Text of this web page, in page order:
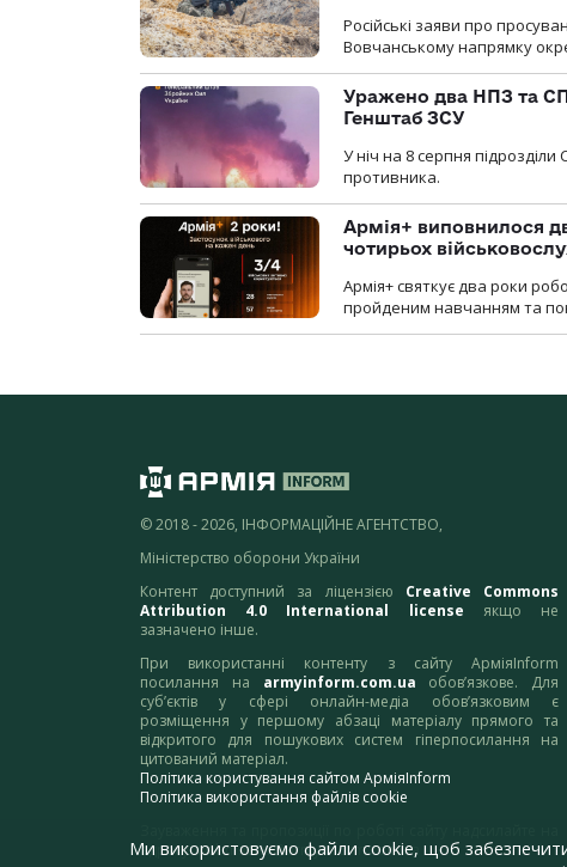
Російські заяви про
Вовчанському напрямку
Уражено два НПЗ та
Генштаб ЗСУ
У ніч на 8 серпня
противника.
Армія+ виповнилося
чотирьох
Армія+ святкує два роки
пройденим навчанням та
© 2018 - 2026, ІНФОРМАЦІЙНЕ АГЕНТСТВО,
Міністерство оборони України
Контент доступний за ліцензією Creative Commons
Attribution 4.0 International license якщо не
зазначено інше.
При використанні контенту з сайту АрміяInform
посилання на armyinform.com.ua обов’язкове. Для
суб’єктів у сфері онлайн-медіа обов’язковим є
розміщення у першому абзаці матеріалу прямого та
відкритого для пошукових систем гіперпосилання на
цитований матеріал.
Політика користування сайтом АрміяInform
Політика використання файлів cookie
адресу:webmaster@armyinform.com.ua
Ми використовуємо файли cookie, щоб